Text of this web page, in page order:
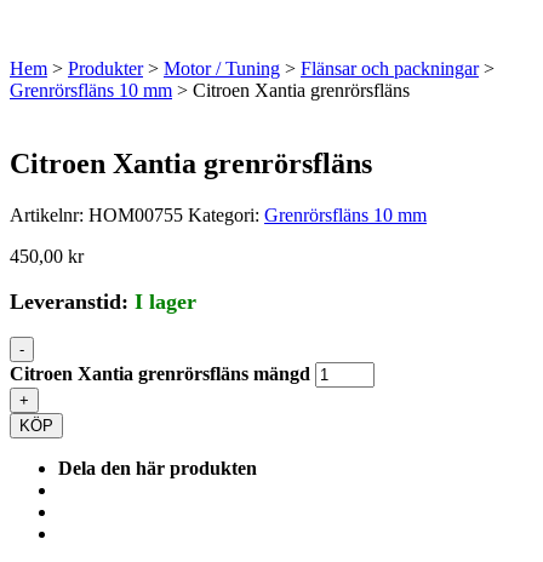
Hem > Produkter> Motor / Tuning > Flänsar och packningar>
Grenrörsfläns 10 mm > Citroen Xantia grenrörsfläns
Citroen Xantia grenrörsfläns
Artikelnr: HOM00755 Kategori: Grenrörsfläns 10 mm
450,00 kr
Leveranstid: I lager
-
Citroen Xantia grenrörsfläns mängd
+
KÖP
Dela den här produkten